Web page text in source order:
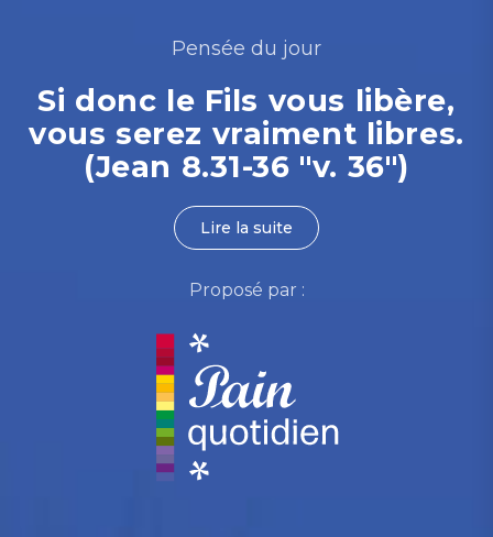
Pensée du jour
Si donc le Fils vous libère,
vous serez vraiment libres.
(Jean 8.31-36 "v. 36")
Lire la suite
Proposé par :